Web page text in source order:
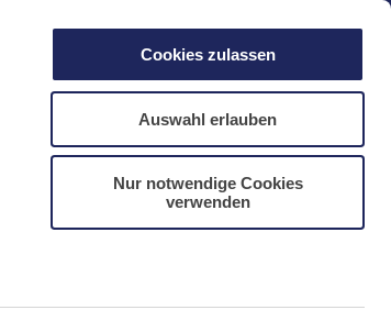
Cookies zulassen
Auswahl erlauben
Nur notwendige Cookies
verwenden
Infos
NL CN/中文